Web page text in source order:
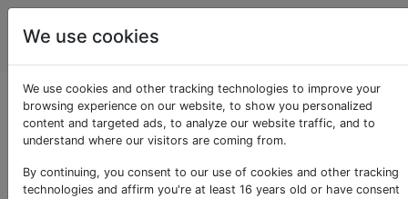
La
programmation
SetWidth (int pixels)
utilise-t-il dip ou px?
We use cookies
We use cookies and other tracking technologies to improve your
browsing experience on our website, to show you personalized
content and targeted ads, to analyze our website traffic, and to
understand where our visitors are coming from.
By continuing, you consent to our use of cookies and other tracking
technologies and affirm you're at least 16 years old or have consent